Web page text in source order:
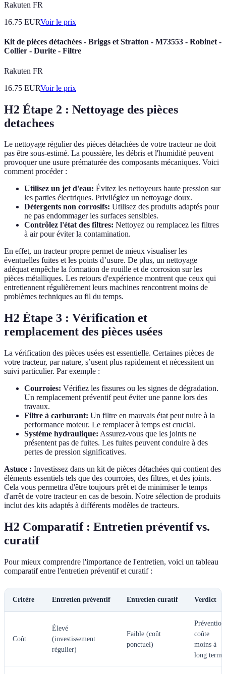
Rakuten FR
16.75 EURVoir le prix
Kit de pièces détachées - Briggs et Stratton - M73553 - Robinet -
Collier - Durite - Filtre
Rakuten FR
16.75 EURVoir le prix
H2 Étape 2 : Nettoyage des pièces
detachees
Le nettoyage régulier des pièces détachées de votre tracteur ne doit
pas être sous-estimé. La poussière, les débris et l'humidité peuvent
provoquer une usure prématurée des composants mécaniques. Voici
comment procéder :
Utilisez un jet d'eau: Évitez les nettoyeurs haute pression sur
les parties électriques. Privilégiez un nettoyage doux.
Détergents non corrosifs: Utilisez des produits adaptés pour
ne pas endommager les surfaces sensibles.
Contrôlez l'état des filtres: Nettoyez ou remplacez les filtres
à air pour éviter la contamination.
En effet, un tracteur propre permet de mieux visualiser les
éventuelles fuites et les points d’usure. De plus, un nettoyage
adéquat empêche la formation de rouille et de corrosion sur les
pièces métalliques. Les retours d'expérience montrent que ceux qui
entretiennent régulièrement leurs machines rencontrent moins de
problèmes techniques au fil du temps.
H2 Étape 3 : Vérification et
remplacement des pièces usées
La vérification des pièces usées est essentielle. Certaines pièces de
votre tracteur, par nature, s’usent plus rapidement et nécessitent un
suivi particulier. Par exemple :
Courroies: Vérifiez les fissures ou les signes de dégradation.
Un remplacement préventif peut éviter une panne lors des
travaux.
Filtre à carburant: Un filtre en mauvais état peut nuire à la
performance moteur. Le remplacer à temps est crucial.
Système hydraulique: Assurez-vous que les joints ne
présentent pas de fuites. Les fuites peuvent conduire à des
pertes de pression significatives.
Astuce : Investissez dans un kit de pièces détachées qui contient des
éléments essentiels tels que des courroies, des filtres, et des joints.
Cela vous permettra d'être toujours prêt et de minimiser le temps
d'arrêt de votre tracteur en cas de besoin. Notre sélection de produits
inclut des kits adaptés à différents modèles de tracteurs.
H2 Comparatif : Entretien préventif vs.
curatif
Pour mieux comprendre l'importance de l'entretien, voici un tableau
comparatif entre l'entretien préventif et curatif :
Critère Entretien préventif Entretien curatif Verdict
Coût
Élevé
(investissement
régulier)
Faible (coût
ponctuel)
Prévention
coûte
moins à
long terme